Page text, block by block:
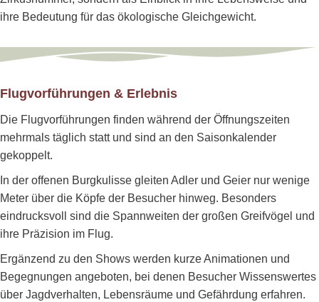
ihre Bedeutung für das ökologische Gleichgewicht.
Flugvorführungen & Erlebnis
Die Flugvorführungen finden während der Öffnungszeiten
mehrmals täglich statt und sind an den Saisonkalender
gekoppelt.
In der offenen Burgkulisse gleiten Adler und Geier nur wenige
Meter über die Köpfe der Besucher hinweg. Besonders
eindrucksvoll sind die Spannweiten der großen Greifvögel und
ihre Präzision im Flug.
Ergänzend zu den Shows werden kurze Animationen und
Begegnungen angeboten, bei denen Besucher Wissenswertes
über Jagdverhalten, Lebensräume und Gefährdung erfahren.